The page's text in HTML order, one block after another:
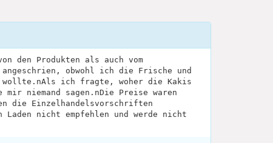
den Produkten als auch vom
angeschrien, obwohl ich die Frische und
wollte.nAls ich fragte, woher die Kakis
mir niemand sagen.nDie Preise waren
die Einzelhandelsvorschriften
nicht empfehlen und werde nicht